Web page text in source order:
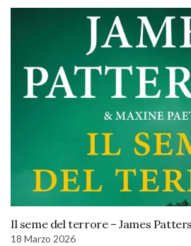
Il seme del terrore – James
18 Marzo 2026